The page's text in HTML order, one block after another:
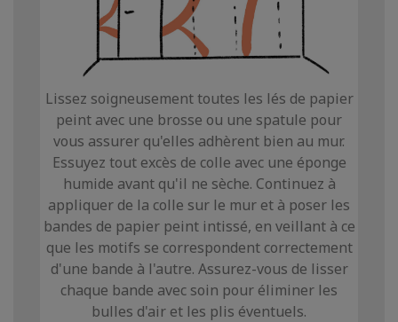
Lissez soigneusement toutes les lés de papier
peint avec une brosse ou une spatule pour
vous assurer qu'elles adhèrent bien au mur.
Essuyez tout excès de colle avec une éponge
humide avant qu'il ne sèche. Continuez à
appliquer de la colle sur le mur et à poser les
bandes de papier peint intissé, en veillant à ce
que les motifs se correspondent correctement
d'une bande à l'autre. Assurez-vous de lisser
chaque bande avec soin pour éliminer les
bulles d'air et les plis éventuels.